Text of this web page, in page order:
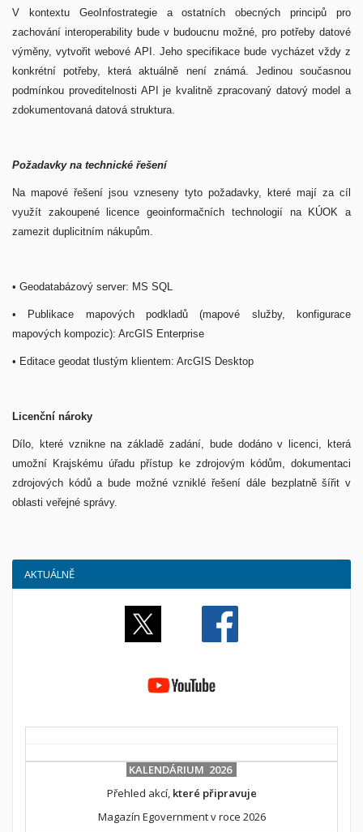
V kontextu GeoInfostrategie a ostatních obecných principů pro
zachování interoperability bude v budoucnu možné, pro potřeby datové
výměny, vytvořit webové API. Jeho specifikace bude vycházet vždy z
konkrétní potřeby, která aktuálně není známá. Jedinou současnou
podmínkou proveditelnosti API je kvalitně zpracovaný datový model a
zdokumentovaná datová struktura.
Požadavky na technické řešení
Na mapové řešení jsou vzneseny tyto požadavky, které mají za cíl
využít zakoupené licence geoinformačních technologií na KÚOK a
zamezit duplicitním nákupům.
• Geodatabázový server: MS SQL
• Publikace mapových podkladů (mapové služby, konfigurace
mapových kompozic): ArcGIS Enterprise
• Editace geodat tlustým klientem: ArcGIS Desktop
Licenční nároky
Dílo, které vznikne na základě zadání, bude dodáno v licenci, která
umožní Krajskému úřadu přístup ke zdrojovým kódům, dokumentaci
zdrojových kódů a bude možné vzniklé řešení dále bezplatně šířit v
oblasti veřejné správy.
AKTUÁLNĚ
KALENDÁRIUM 2026
Přehled akcí, které připravuje
Magazín Egovernment v roce 2026